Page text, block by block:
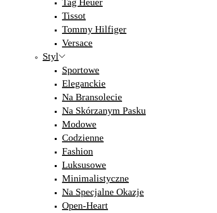
Tissot
Tommy Hilfiger
Versace
Styl
Sportowe
Eleganckie
Na Bransolecie
Na Skórzanym Pasku
Modowe
Codzienne
Fashion
Luksusowe
Minimalistyczne
Na Specjalne Okazje
Open-Heart